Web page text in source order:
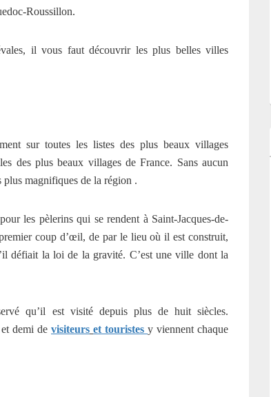
Roussillon.
il vous faut découvrir les plus belles villes
sur toutes les listes des plus beaux villages
des plus beaux villages de France. Sans aucun
plus magnifiques de la région .
les pèlerins qui se rendent à Saint-Jacques-de-
coup d’œil, de par le lieu où il est construit,
défiait la loi de la gravité. C’est une ville dont la
qu’il est visité depuis plus de huit siècles.
demi de visiteurs et touristes y viennent chaque